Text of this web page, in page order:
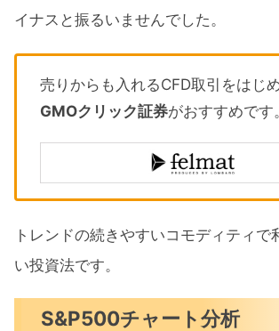
イナスと振るいませんでした。
売りからも入れるCFD取引をはじ
GMOクリック証券がおすすめです。
トレンドの続きやすいコモディティで
い投資法です。
S&P500チャート分析